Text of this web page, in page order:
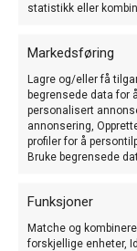
statistikk eller
Markedsføring
Lagre og/eller få
begrensede data for
personalisert
annonsering,
profiler for å
Bruke begrensede
Funksjoner
Matche og
forskjellige enheter,
kassene ved innsjekk
NUK har ikkje inne
bestillingar med DUK
Ta kontakt dersom du